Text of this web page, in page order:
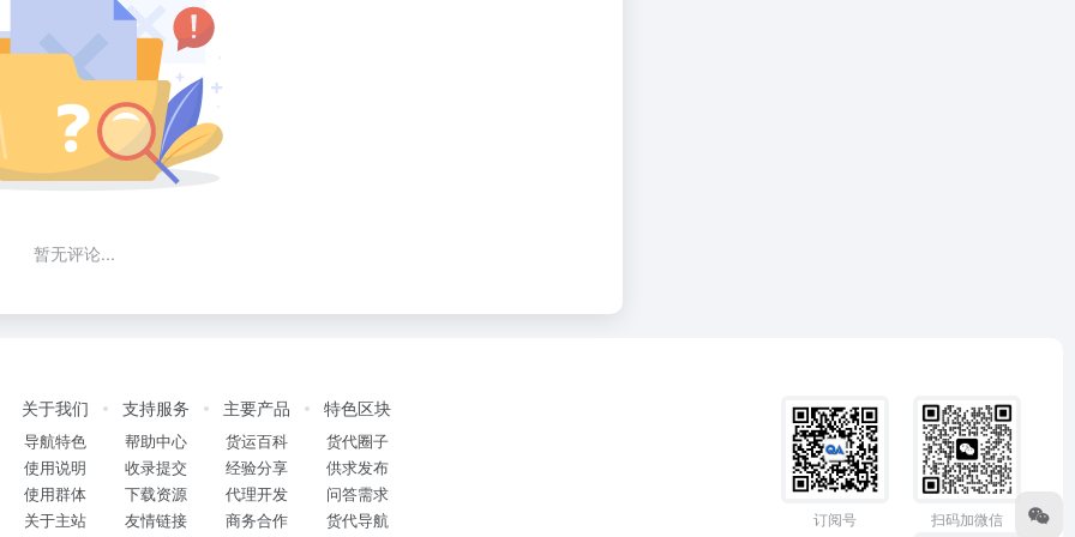
暂无评论...
关于我们
导航特色
使用说明
使用群体
关于主站
支持服务
帮助中心
收录提交
下载资源
友情链接
主要产品
货运百科
经验分享
代理开发
商务合作
特色区块
货代圈子
供求发布
问答需求
货代导航
订阅号 扫码加微信